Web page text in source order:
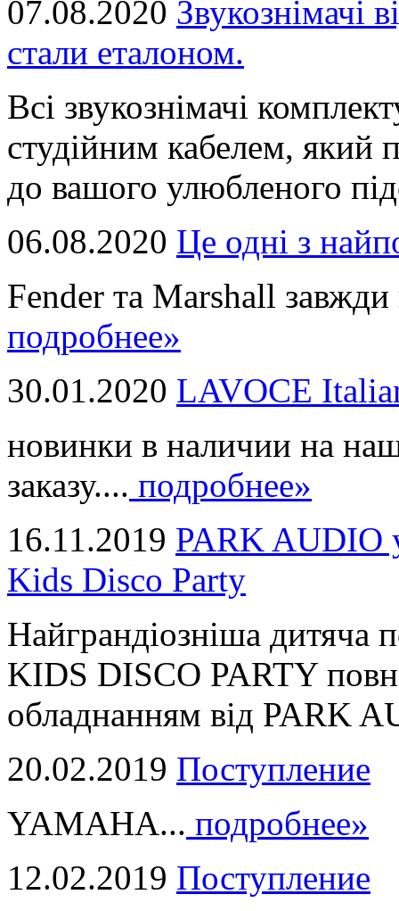
07.08.2020 Звукознімачі
стали еталоном.
Всі звукознімачі
студійним кабелем, який
до вашого улюбленого
06.08.2020 Це однi з
Fender та Marshall завжди
подробнее»
30.01.2020 LAVOCE
новинки в наличии на
заказу.... подробнее»
16.11.2019 PARK AUDIO
Kids Disco Party
Найграндіозніша дитяча
KIDS DISCO PARTY
обладнанням від PARK
20.02.2019 Поступление
YAMAHA... подробнее»
12.02.2019 Поступление